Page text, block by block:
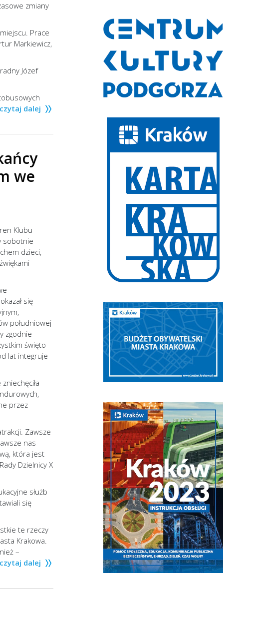
zmiany
Prace
Markiewicz,
Józef
czytaj dalej
we
Klubu
sobotnie
dzieci,
się
południowej
zgodnie
święto
lat integruje
przez
Zawsze
nas
która jest
Dzielnicy X
służb
się
te rzeczy
Krakowa.
–
czytaj dalej